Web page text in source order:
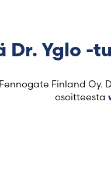
Dr. Yglo -
Finland
osoitteesta